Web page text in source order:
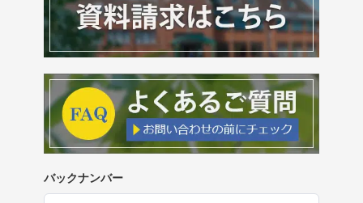
バックナンバー